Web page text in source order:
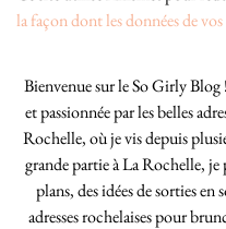
la façon dont les données de
Bienvenue sur le So Girly Blog
et passionnée par les belles
Rochelle, où je vis depuis
grande partie à La Rochelle,
plans, des idées de sorties
adresses rochelaises pour